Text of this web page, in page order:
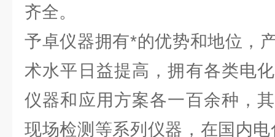
齐全。
予卓仪器拥有*的优势和地位，
术水平日益提高，拥有各类电
仪器和应用方案各一百余种，
现场检测等系列仪器，在国内